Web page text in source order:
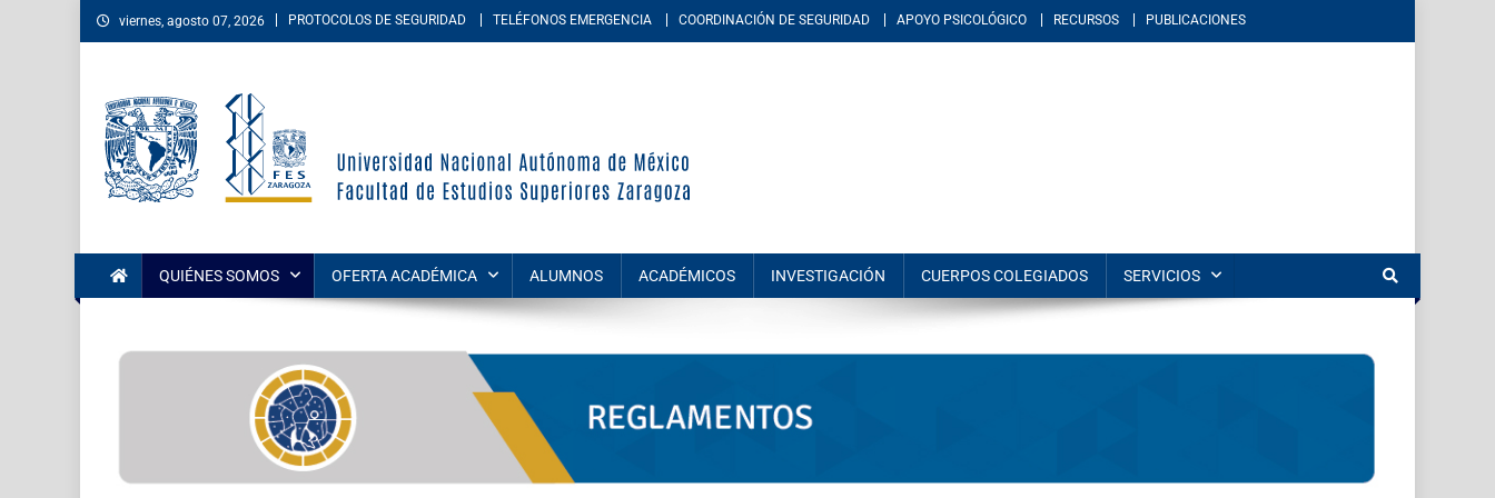
viernes, agosto 07, 2026 PROTOCOLOS DE SEGURIDAD TELÉFONOS EMERGENCIA COORDINACIÓN DE SEGURIDAD APOYO PSICOLÓGICO RECURSOS PUBLICACIONES
las áreas de las ciencias de la salud, sociales, del comportamiento, químico-biológicas, y de las ingenierías.
QUIÉNES SOMOS
OFERTA ACADÉMICA ALUMNOS ACADÉMICOS INVESTIGACIÓN CUERPOS COLEGIADOS SERVICIOS